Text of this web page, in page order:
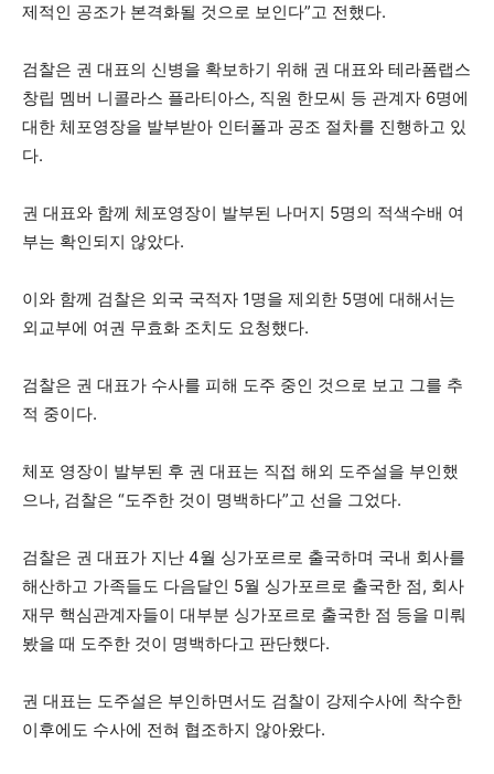
제적인 공조가 본격화될 것으로 보인다”고 전했다.
검찰은 권 대표의 신병을 확보하기 위해 권 대표와 테라폼랩스
창립 멤버 니콜라스 플라티아스, 직원 한모씨 등 관계자 6명에
대한 체포영장을 발부받아 인터폴과 공조 절차를 진행하고 있
다.
권 대표와 함께 체포영장이 발부된 나머지 5명의 적색수배 여
부는 확인되지 않았다.
이와 함께 검찰은 외국 국적자 1명을 제외한 5명에 대해서는
외교부에 여권 무효화 조치도 요청했다.
검찰은 권 대표가 수사를 피해 도주 중인 것으로 보고 그를 추
적 중이다.
체포 영장이 발부된 후 권 대표는 직접 해외 도주설을 부인했
으나, 검찰은 “도주한 것이 명백하다”고 선을 그었다.
검찰은 권 대표가 지난 4월 싱가포르로 출국하며 국내 회사를
해산하고 가족들도 다음달인 5월 싱가포르로 출국한 점, 회사
재무 핵심관계자들이 대부분 싱가포르로 출국한 점 등을 미뤄
봤을 때 도주한 것이 명백하다고 판단했다.
권 대표는 도주설은 부인하면서도 검찰이 강제수사에 착수한
이후에도 수사에 전혀 협조하지 않아왔다.